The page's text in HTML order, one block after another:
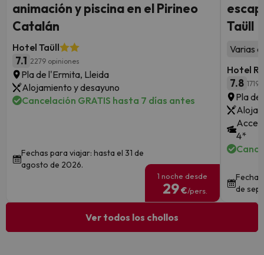
animación y piscina en el Pirineo
Catalán
Hotel Taüll
7.1 2279 opiniones
Pla de l'Ermita, Lleida
Alojamiento y desayuno
Cancelación GRATIS hasta 7 días antes
Fechas para viajar: hasta el 31 de
agosto de 2026.
1 noche desde
29€/pers.
Taüll
Varias
Hotel
7.8 1719
Pla
4*
de
Ver todos los chollos